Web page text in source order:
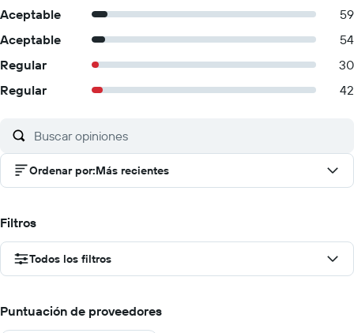
Aceptable
59
Aceptable
54
Regular
30
Regular
42
Ordenar por:Más recientes
Filtros
Todos los filtros
Puntuación de proveedores